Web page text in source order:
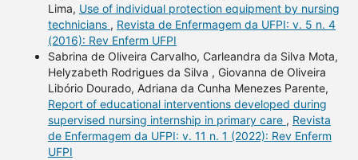
Lima, Use of individual protection equipment by nursing
technicians , Revista de Enfermagem da UFPI: v. 5 n. 4
(2016): Rev Enferm UFPI
Sabrina de Oliveira Carvalho, Carleandra da Silva Mota,
Helyzabeth Rodrigues da Silva , Giovanna de Oliveira
Libório Dourado, Adriana da Cunha Menezes Parente,
Report of educational interventions developed during
supervised nursing internship in primary care , Revista
de Enfermagem da UFPI: v. 11 n. 1 (2022): Rev Enferm
UFPI